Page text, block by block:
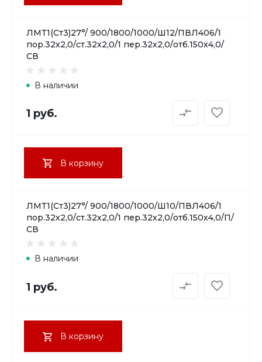
ЛМТ1(Ст3)27°/ 900/1800/1000/Ш12/ПВЛ406/1
пор.32х2,0/ст.32х2,0/1 пер.32х2,0/отб.150х4,0/
СВ
В наличии
1 руб.
В корзину
ЛМТ1(Ст3)27°/ 900/1800/1000/Ш10/ПВЛ406/1
пор.32х2,0/ст.32х2,0/1 пер.32х2,0/отб.150х4,0/П/
СВ
В наличии
1 руб.
В корзину